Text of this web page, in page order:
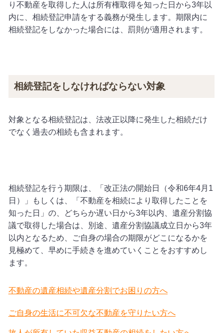
り不動産を取得した人は所有権取得を知った日から3年以
内に、相続登記申請をする義務が発生します。期限内に
相続登記をしなかった場合には、罰則が適用されます。
相続登記をしなければならない対象
対象となる相続登記は、法改正以降に発生した相続だけ
でなく過去の相続も含まれます。
相続登記を行う期限は、「改正法の開始日（令和6年4月 1
日）」もしくは、「不動産を相続により取得したことを
知った日」の、どちらか遅い日から3年以内、遺産分割協
議で取得した場合は、別途、遺産分割協議成立日から3年
以内となるため、ご自身の場合の期限がどこになるかを
見極めて、早めに手続きを進めていくことをおすすめし
ます。
不動産の遺産相続や遺産分割でお困りの方へ
ご自身の生活に不可欠な不動産を守りたい方へ